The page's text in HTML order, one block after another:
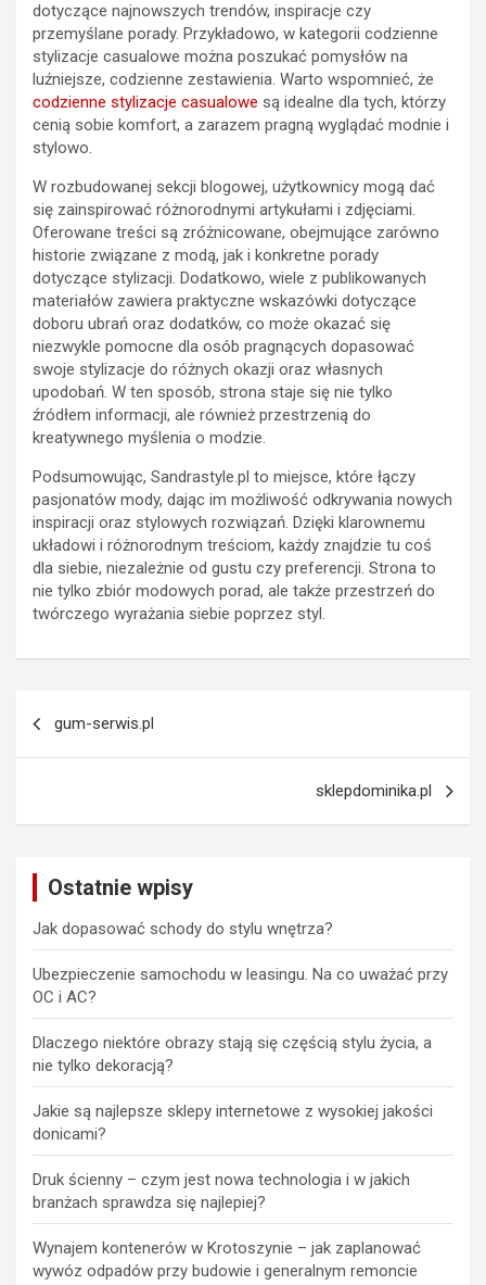
dotyczące najnowszych trendów, inspiracje czy
przemyślane porady. Przykładowo, w kategorii codzienne
stylizacje casualowe można poszukać pomysłów na
luźniejsze, codzienne zestawienia. Warto wspomnieć, że
codzienne stylizacje casualowe są idealne dla tych, którzy
cenią sobie komfort, a zarazem pragną wyglądać modnie i
stylowo.
W rozbudowanej sekcji blogowej, użytkownicy mogą dać
się zainspirować różnorodnymi artykułami i zdjęciami.
Oferowane treści są zróżnicowane, obejmujące zarówno
historie związane z modą, jak i konkretne porady
dotyczące stylizacji. Dodatkowo, wiele z publikowanych
materiałów zawiera praktyczne wskazówki dotyczące
doboru ubrań oraz dodatków, co może okazać się
niezwykle pomocne dla osób pragnących dopasować
swoje stylizacje do różnych okazji oraz własnych
upodobań. W ten sposób, strona staje się nie tylko
źródłem informacji, ale również przestrzenią do
kreatywnego myślenia o modzie.
Podsumowując, Sandrastyle.pl to miejsce, które łączy
pasjonatów mody, dając im możliwość odkrywania nowych
inspiracji oraz stylowych rozwiązań. Dzięki klarownemu
układowi i różnorodnym treściom, każdy znajdzie tu coś
dla siebie, niezależnie od gustu czy preferencji. Strona to
nie tylko zbiór modowych porad, ale także przestrzeń do
twórczego wyrażania siebie poprzez styl.
wpisu
gum-serwis.pl
sklepdominika.pl
Ostatnie wpisy
Jak dopasować schody do stylu wnętrza?
Ubezpieczenie samochodu w leasingu. Na co uważać przy
OC i AC?
Dlaczego niektóre obrazy stają się częścią stylu życia, a
nie tylko dekoracją?
Jakie są najlepsze sklepy internetowe z wysokiej jakości
donicami?
Druk ścienny – czym jest nowa technologia i w jakich
branżach sprawdza się najlepiej?
Wynajem kontenerów w Krotoszynie – jak zaplanować
wywóz odpadów przy budowie i generalnym remoncie